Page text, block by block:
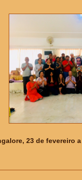
23 de fevereiro